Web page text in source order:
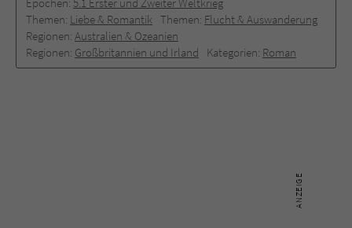
Epochen: 5.1 Erster und Zweiter Weltkrieg
Themen: Liebe & Romantik Themen: Flucht & Auswanderung
Regionen: Australien & Ozeanien
Regionen: Großbritannien und Irland Kategorien: Roman